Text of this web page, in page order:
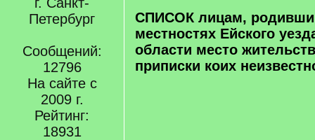
Петербург
Сообщений:
12796
На сайте с
2009 г.
Рейтинг:
18931
СПИСОК лицам,
местностях Ейского
области место
приписки коих